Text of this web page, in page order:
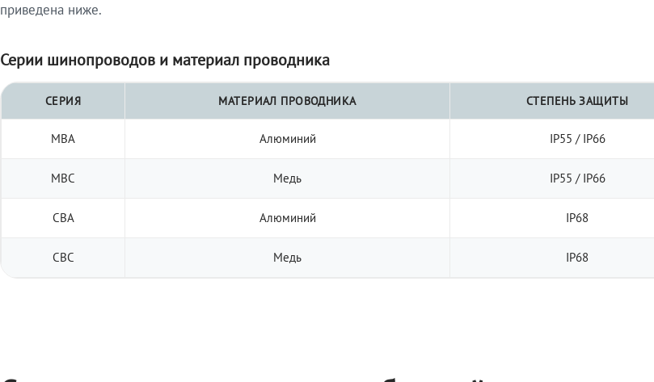
приведена ниже.
Серии шинопроводов и материал проводника
СЕРИЯ МАТЕРИАЛ ПРОВОДНИКА СТЕПЕНЬ ЗАЩИТЫ
МВА Алюминий IP55 / IP66
МВС Медь IP55 / IP66
СВА Алюминий IP68
СВС Медь IP68